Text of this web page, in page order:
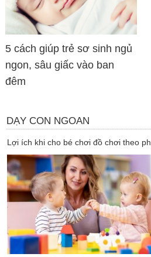
5 cách giúp trẻ sơ sinh ngủ
ngon, sâu giấc vào ban
đêm
DẠY CON NGOAN
Lợi ích khi cho bé chơi đồ chơi theo